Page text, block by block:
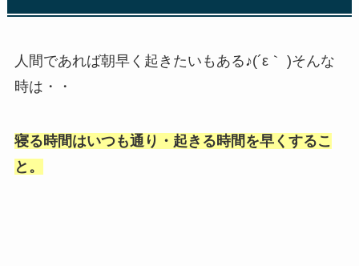
人間であれば朝早く起きたいもある♪(´ε｀ )そんな
時は・・
寝る時間はいつも通り・起きる時間を早くするこ
と。